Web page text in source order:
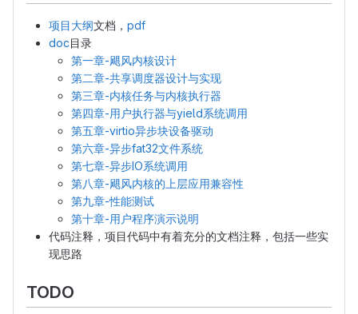
项目大纲文档， pdf
doc目录
第一章-飓风内核设计
第二章-共享调度器设计与实现
第三章-内核任务与内核执行器
第四章-用户执行器与yield系统调用
第五章-virtio异步块设备驱动
第六章-异步fat32文件系统
第七章-异步IO系统调用
第八章-飓风内核的上层应用兼容性
第九章-性能测试
第十章-用户程序演示说明
代码注释，项目代码中有着充分的文档注释，包括一些实
现思路
TODO